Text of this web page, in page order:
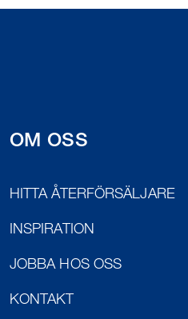
OM OSS
HITTA ÅTERFÖRSÄLJARE
INSPIRATION
JOBBA HOS OSS
KONTAKT